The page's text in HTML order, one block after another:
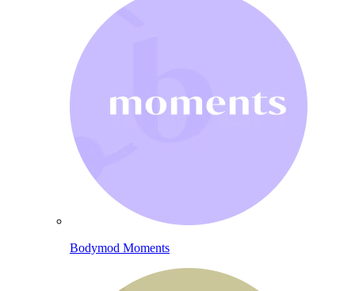
Bodymod Moments